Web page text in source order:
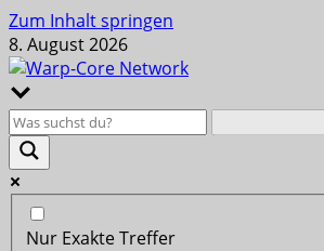
Zum Inhalt springen
8. August 2026
Nur Exakte Treffer